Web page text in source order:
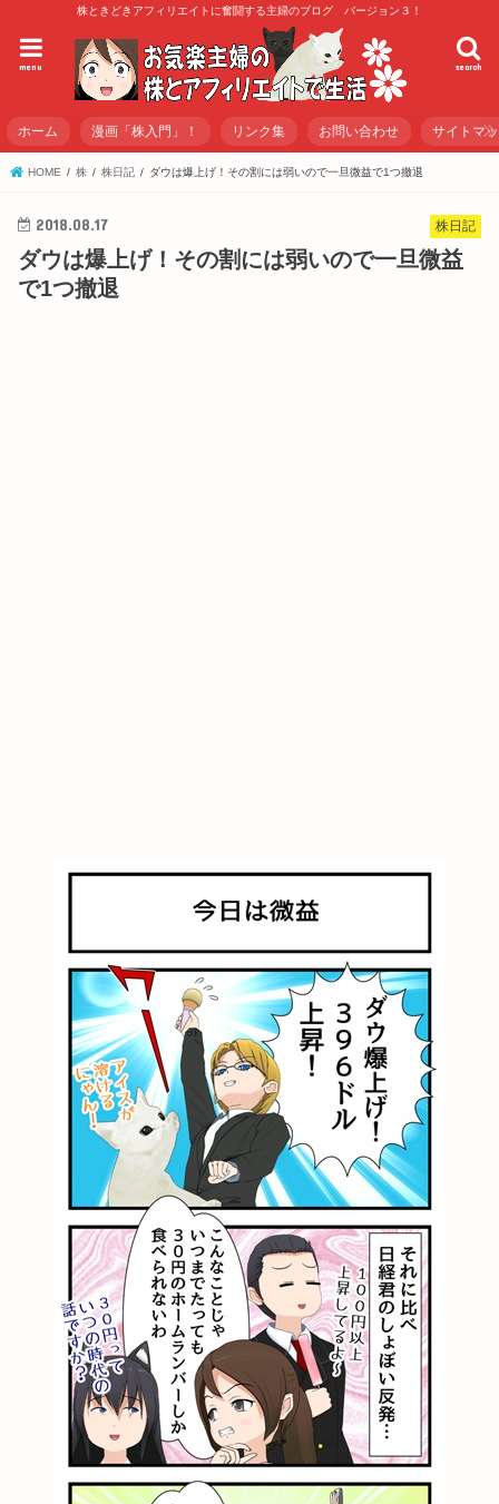
株ときどきアフィリエイトに奮闘する主婦のブログ バージョン３！
search
menu
ホーム 漫画「株入門」！ リンク集 お問い合わせ サイトマ
HOME 株 株日記 ダウは爆上げ！その割には弱いので一旦微益で1つ撤退
株日記
2018.08.17
ダウは爆上げ！その割には弱いので一旦微益
で1つ撤退